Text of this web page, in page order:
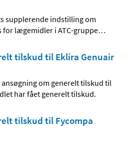
supplerende indstilling om
lægemidler i ATC-gruppe…
tilskud til Eklira Genuair
om generelt tilskud til
har fået generelt tilskud.
tilskud til Fycompa